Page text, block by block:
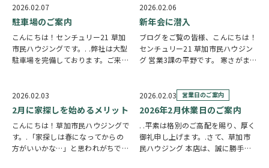
だと思います。ただ一方で、あまり
意識されていない“コスト”がある
のも事実です。そ…
た。そ…
2026.02.07
駐車場のご案内
こんにちは！センチュリー21 草加
市民ハウジングです。. .弊社は大型
駐車場を完備しております。ご来店
しください。.※敷地内駐車場は、
空いている区画でしたらどの区画に
お停めいた…
2026.02.06
新年会に潜入
ブログをご覧の皆様、こんにちは！
センチュリー21 草加市民ハウジン
グ 営業3課の平野です。 寒さがま
もお世話になっている地元の小料理
屋さんが主催する「新年会」にお邪
魔させていた…
2026.02.03
2月に家探しを始めるメリット
こんにちは！草加市民ハウジングで
す。.「家探しは春になってからの
方がいいかな…」と思われがちです
2026.02.03 営業日のご案内
2026年2月休業日のご案内
. .平素は格別のご高配を賜り、厚く
御礼申し上げます。.さて、草加市
民ハウジング 本店は、誠に勝手な